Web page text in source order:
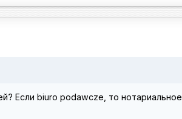
Если biuro podawcze, то нотариальное